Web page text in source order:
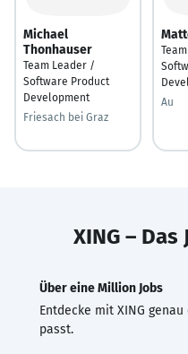
Michael
Thonhauser
Team Leader /
Software Product
Development
Friesach bei Graz
Au
XING –
Über eine Million Jobs
Entdecke mit XING
passt.